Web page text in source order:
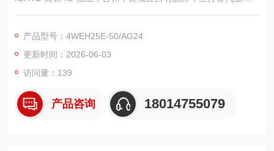
UKEN、力士乐标准液压阀，国标 + ISO4401 安装尺寸，国产通
产品型号：4WEH25E-50/AG24
更新时间：2026-06-03
访问量：139
产品咨询 18014755079